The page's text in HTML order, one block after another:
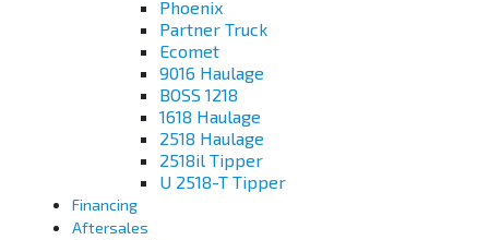
Phoenix
Partner Truck
Ecomet
9016 Haulage
BOSS 1218
1618 Haulage
2518 Haulage
2518il Tipper
U 2518-T Tipper
Financing
Aftersales